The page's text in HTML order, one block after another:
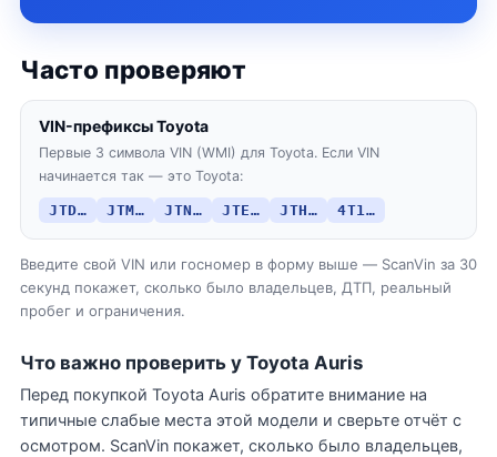
Часто проверяют
VIN-префиксы Toyota
Первые 3 символа VIN (WMI) для Toyota. Если VIN
начинается так — это Toyota:
JTD… JTM… JTN… JTE… JTH… 4T1…
Введите свой VIN или госномер в форму выше — ScanVin за 30
секунд покажет, сколько было владельцев, ДТП, реальный
пробег и ограничения.
Что важно проверить у Toyota Auris
Перед покупкой Toyota Auris обратите внимание на
типичные слабые места этой модели и сверьте отчёт с
осмотром. ScanVin покажет, сколько было владельцев,